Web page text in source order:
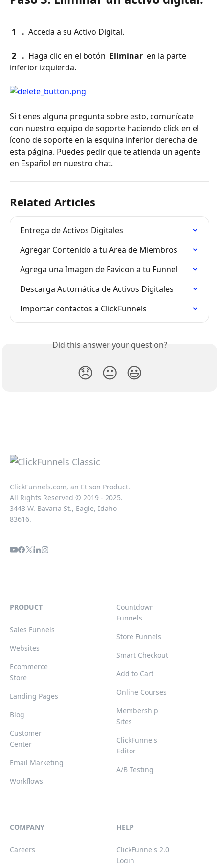
1 . Acceda a su Activo Digital.
2 . Haga clic en el botón Eliminar en la parte
inferior izquierda.
Si tienes alguna pregunta sobre esto, comunícate
con nuestro equipo de soporte haciendo click en el
ícono de soporte en la esquina inferior derecha de
esta página. Puedes pedir que te atienda un agente
en Español en nuestro chat.
Related Articles
Entrega de Activos Digitales
Agregar Contenido a tu Area de Miembros
Agrega una Imagen de Favicon a tu Funnel
Descarga Automática de Activos Digitales
Importar contactos a ClickFunnels
Did this answer your question?
😞 😐 😃
ClickFunnels.com, an Etison Product.
All Rights Reserved © 2019 - 2025.
3443 W. Bavaria St., Eagle, Idaho
83616.
PRODUCT
Sales Funnels
Websites
Ecommerce
Store
Landing Pages
Blog
Customer
Center
Email Marketing
Workflows
Countdown
Funnels
Store Funnels
Smart Checkout
Add to Cart
Online Courses
Membership
Sites
ClickFunnels
Editor
A/B Testing
COMPANY
Careers
HELP
ClickFunnels 2.0
Login